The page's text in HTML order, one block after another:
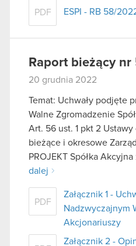
PDF ESPI - RB 58/
Raport bieżący
20 grudnia 2022
Temat: Uchwały podjęte
Walne Zgromadzenie
Art. 56 ust. 1 pkt 2
bieżące i okresowe
PROJEKT Spółka
dalej
PDF
Załącznik 1 -
Nadzwyczajnym
Akcjonariuszy
Załącznik 2 -